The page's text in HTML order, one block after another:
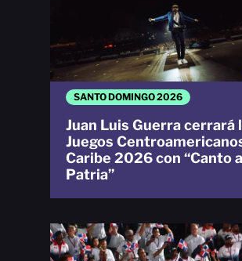
SANTO DOMINGO 2026
Juan Luis Guerra cerrará
Juegos
Caribe 2026 con “Canto
Patria”